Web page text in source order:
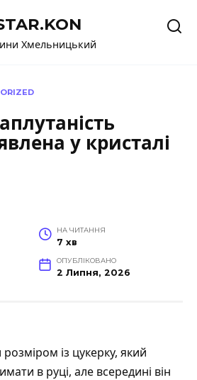
Хмельницький
у кристалі
НА ЧИТАННЯ
7 хв
ОПУБЛІКОВАНО
2 Липня, 2026
розміром із цукерку, який
в руці, але всередині він